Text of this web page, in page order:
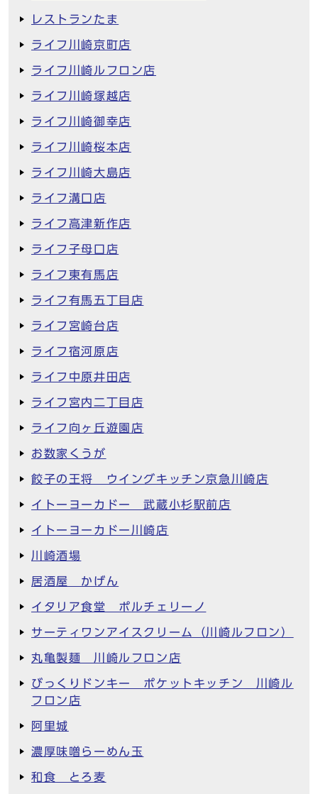
レストランたま
ライフ川崎京町店
ライフ川崎ルフロン店
ライフ川崎塚越店
ライフ川崎御幸店
ライフ川崎桜本店
ライフ川崎大島店
ライフ溝口店
ライフ高津新作店
ライフ子母口店
ライフ東有馬店
ライフ有馬五丁目店
ライフ宮崎台店
ライフ宿河原店
ライフ中原井田店
ライフ宮内二丁目店
ライフ向ヶ丘遊園店
お数家くうが
餃子の王将 ウイングキッチン京急川崎店
イトーヨーカドー 武蔵小杉駅前店
イトーヨーカドー川崎店
川崎酒場
居酒屋 かげん
イタリア食堂 ポルチェリーノ
サーティワンアイスクリーム（川崎ルフロン）
丸亀製麺 川崎ルフロン店
びっくりドンキー ポケットキッチン 川崎ル
フロン店
阿里城
濃厚味噌らーめん玉
和食 とろ麦